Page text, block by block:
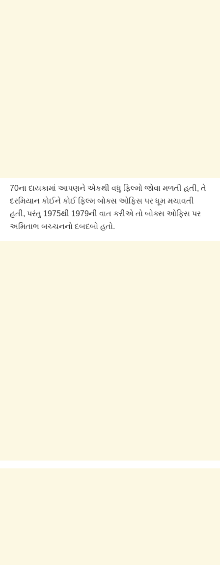
70ના દાયકામાં આપણને એકથી વધુ ફિલ્મો જોવા મળતી હતી, તે
દરમિયાન કોઈને કોઈ ફિલ્મ બોક્સ ઓફિસ પર ધૂમ મચાવતી
હતી, પરંતુ 1975થી 1979ની વાત કરીએ તો બોક્સ ઓફિસ પર
અમિતાભ બચ્ચનનો દબદબો હતો.